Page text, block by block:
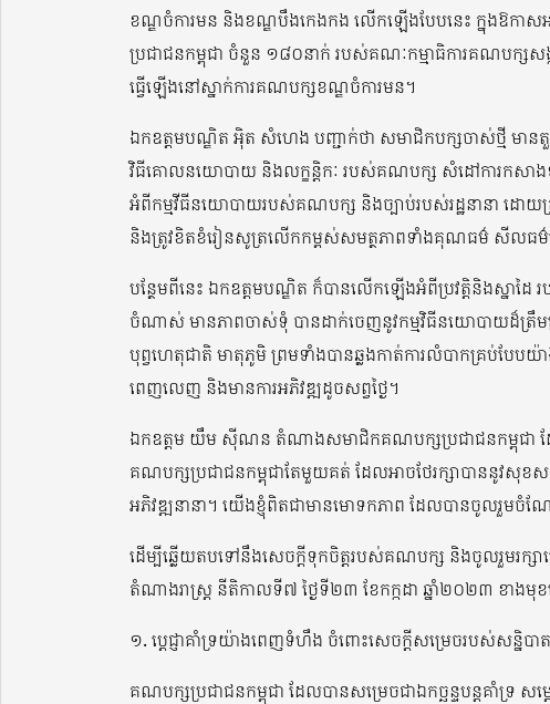
ខណ្ឌចំការមន និងខណ្ឌបឹងកេងកង លើកឡើងបែបនេះ ក្នុងឱកា
ប្រជាជនកម្ពុជា ចំនួន ១៨០នាក់ របស់គណៈកម្មាធិការគណបក្សសង្ក
ធ្វើឡើងនៅស្នាក់ការគណបក្សខណ្ឌចំការមន។
ឯកឧត្តមបណ្ឌិត អ៉ិត សំហេង បញ្ជាក់ថា សមាជិកបក្សចាស់ថ្មី មានតួ
វិធីគោលនយោបាយ និងលក្ខន្តិកៈ របស់គណបក្ស សំដៅការកសាង
អំពីកម្មវីធីនយោបាយរបស់គណបក្ស និងច្បាប់របស់រដ្ឋនានា ដោយត្រូ
និងត្រូវខិតខំរៀនសូត្រលើកកម្ពស់សមត្ថភាពទាំងគុណធម៌ សីលធម៌ដ
បន្ថែមពីនេះ ឯកឧត្តមបណ្ឌិត ក៏បានលើកឡើងអំពីប្រវត្តិនិងស្នា
ចំណាស់ មានភាពចាស់ទុំ បានដាក់ចេញនូវកម្មវិធីនយោបាយដ៏ត្រឹ
បុព្វហេតុជាតិ មាតុភូមិ ព្រមទាំងបានឆ្លងកាត់ការលំបាកគ្រប់បែប
ពេញលេញ និងមានការអភិវឌ្ឍដូចសព្វថ្ងៃ។
ឯកឧត្តម យឹម ស៊ីណន តំណាងសមាជិកគណបក្សប្រជាជនកម្ពុជា ដ
គណបក្សប្រជាជនកម្ពុជាតែមួយគត់ ដែលអាចថែរក្សាបាននូវសុខស
អភិវឌ្ឍនានា។ យើងខ្ញុំពិតជាមានមោទកភាព ដែលបានចូលរួមចំណ
ដើម្បីឆ្លើយតបទៅនឹងសេចក្តីទុកចិត្តរបស់គណបក្ស និងចូលរួមរក្ស
តំណាងរាស្ត្រ នីតិកាលទី៧ ថ្ងៃទី២៣ ខែកក្កដា ឆ្នាំ២០២៣ ខាងមុខន
១. ប្តេជ្ញាគាំទ្រយ៉ាងពេញទំហឹង ចំពោះសេចក្តីសម្រេចរបស់សន្និប
គណបក្សប្រជាជនកម្ពុជា ដែលបានសម្រេចជាឯកច្ឆន្ទបន្តគាំទ្រ